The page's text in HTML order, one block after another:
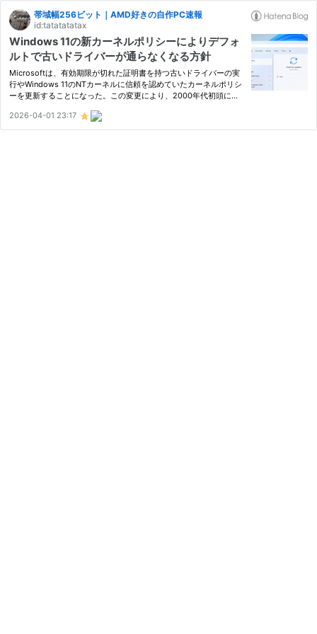
帯域幅256ビット｜AMD好きの自作PC速報
id:tatatatatax
Windows 11の新カーネルポリシーによりデフォ
ルトで古いドライバーが通らなくなる方針
Microsoftは、有効期限が切れた証明書を持つ古いドライバーの実
行やWindows 11のNTカーネルに信頼を認めていたカーネルポリシ
ーを更新することになった。この変更により、2000年代初頭にMi
署名するプログラム」は機能しなくなる。
2026-04-01 23:17